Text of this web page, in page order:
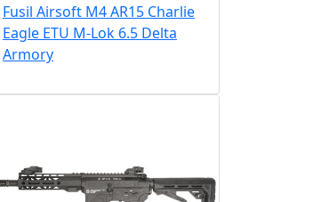
Fusil Airsoft M4 AR15 Charlie
Eagle ETU M-Lok 6.5 Delta
Armory